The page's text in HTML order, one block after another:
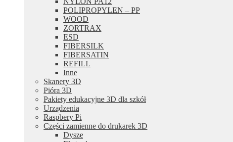
POLIPROPYLEN – PP
WOOD
ZORTRAX
ESD
FIBERSILK
FIBERSATIN
REFILL
Inne
Skanery 3D
Pióra 3D
Pakiety edukacyjne 3D dla szkół
Urządzenia
Raspbery Pi
Części zamienne do drukarek 3D
Dysze